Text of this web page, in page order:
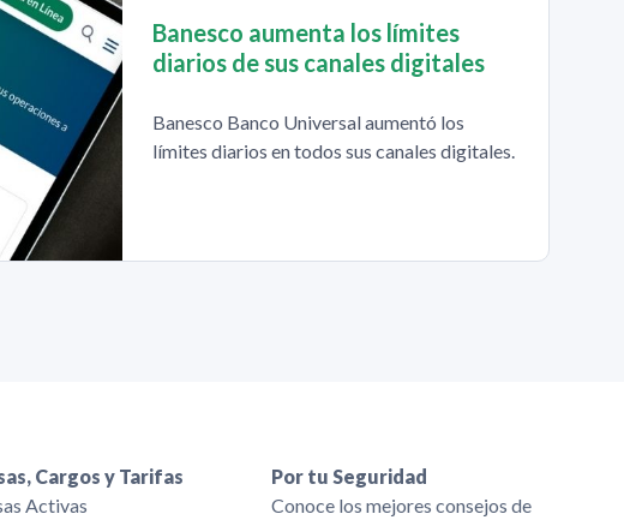
Banesco aumenta los límites
diarios de sus canales digitales
Banesco Banco Universal aumentó los
límites diarios en todos sus canales digitales.
Cargos y Tarifas
Activas
Por tu Seguridad
Conoce los mejores consejos de